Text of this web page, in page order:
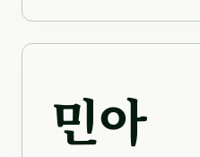
민아